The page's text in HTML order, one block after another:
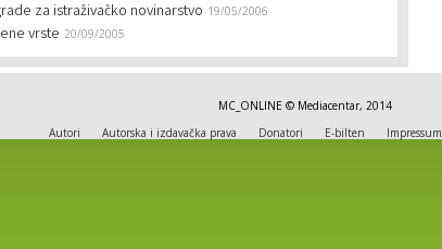
za istraživačko novinarstvo 19/05/2006
vrste 20/09/2005
MC_ONLINE © Mediacentar, 2014
Autori
Autorska i izdavačka prava Donatori E-bilten Impressum